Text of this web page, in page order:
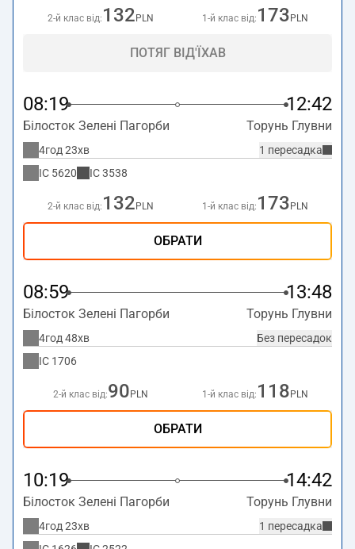
2-й клас від: 132 PLN 1-й клас від: 173 PLN
ПОТЯГ ВІД'ЇХАВ
08:19 12:42
Білосток Зелені Пагорби Торунь Глувни
1 пересадка
4год 23хв
IC 5620 IC3538
2-й клас від: 132 PLN 1-й клас від: 173 PLN
ОБРАТИ
08:59 13:48
Білосток Зелені Пагорби Торунь Глувни
Без пересадок
4год 48хв
IC 1706
2-й клас від:90 PLN 1-й клас від: 118 PLN
ОБРАТИ
10:19 14:42
Білосток Зелені Пагорби Торунь Глувни
1 пересадка
4год 23хв